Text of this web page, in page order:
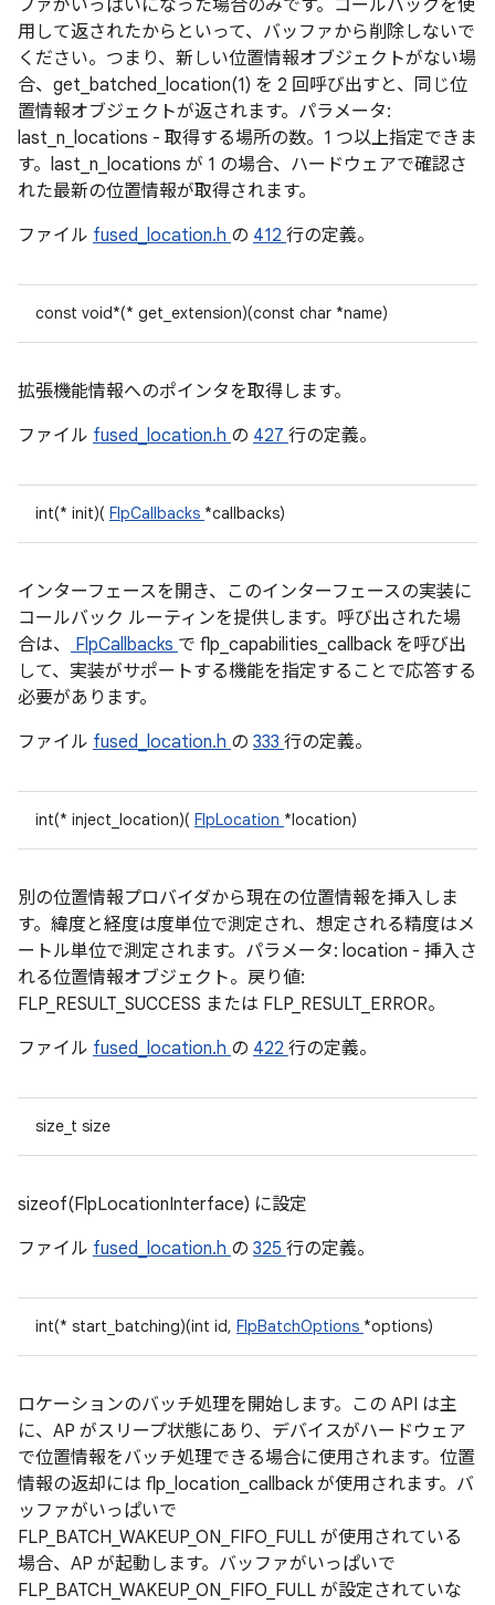
ファがいっぱいになった場合のみです。コールバックを使
用して返されたからといって、バッファから削除しないで
ください。つまり、新しい位置情報オブジェクトがない場
合、get_batched_location(1) を 2 回呼び出すと、同じ位
置情報オブジェクトが返されます。パラメータ:
last_n_locations - 取得する場所の数。1 つ以上指定できま
す。last_n_locations が 1 の場合、ハードウェアで確認さ
れた最新の位置情報が取得されます。
ファイル fused_location.h の 412 行の定義。
const void*(* get_extension)(const char *name)
拡張機能情報へのポインタを取得します。
ファイル fused_location.h の 427 行の定義。
int(* init)( FlpCallbacks *callbacks)
インターフェースを開き、このインターフェースの実装に
コールバック ルーティンを提供します。呼び出された場
合は、
FlpCallbacks で flp_capabilities_callback を呼び出
して、実装がサポートする機能を指定することで応答する
必要があります。
ファイル fused_location.h の 333 行の定義。
int(* inject_location)( FlpLocation *location)
別の位置情報プロバイダから現在の位置情報を挿入しま
す。緯度と経度は度単位で測定され、想定される精度はメ
ートル単位で測定されます。パラメータ: location - 挿入さ
れる位置情報オブジェクト。戻り値:
FLP_RESULT_SUCCESS または FLP_RESULT_ERROR。
ファイル fused_location.h の 422 行の定義。
size_t size
sizeof(FlpLocationInterface) に設定
ファイル fused_location.h の 325 行の定義。
int(* start_batching)(int id, FlpBatchOptions *options)
ロケーションのバッチ処理を開始します。この API は主
に、AP がスリープ状態にあり、デバイスがハードウェア
で位置情報をバッチ処理できる場合に使用されます。位置
情報の返却には flp_location_callback が使用されます。バ
ッファがいっぱいで
FLP_BATCH_WAKEUP_ON_FIFO_FULL が使用されている
場合、AP が起動します。バッファがいっぱいで
FLP_BATCH_WAKEUP_ON_FIFO_FULL が設定されていな